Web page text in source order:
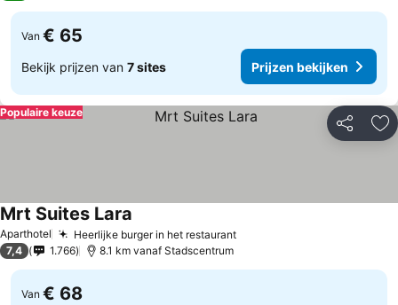
Van € 65
Bekijk prijzen van 7 sites Prijzen bekijken
Delen
Populaire keuze
Aparthotel Heerlijke burger in het restaurant
Mrt Suites Lara
7,4 1.766 8.1 km vanaf Stadscentrum
Van € 68